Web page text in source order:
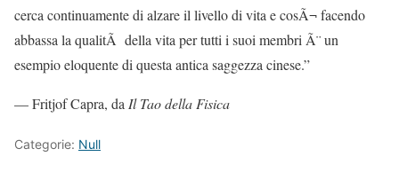
cerca continuamente di alzare il livello di vita e cosÃ¬ facendo
abbassa la qualitÃ della vita per tutti i suoi membri Ã¨ un
esempio eloquente di questa antica saggezza cinese.”
— Fritjof Capra, da Il Tao della Fisica
Categorie: Null